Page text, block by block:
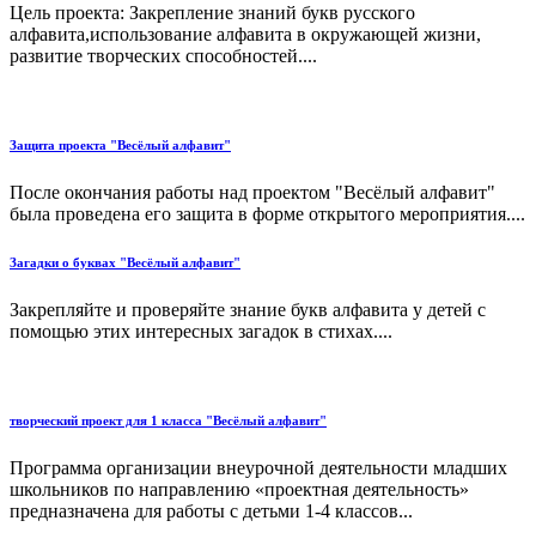
Цель проекта: Закрепление знаний букв русского
алфавита,использование алфавита в окружающей жизни,
развитие творческих способностей....
Защита проекта "Весёлый алфавит"
После окончания работы над проектом "Весёлый алфавит"
была проведена его защита в форме открытого мероприятия....
Загадки о буквах "Весёлый алфавит"
Закрепляйте и проверяйте знание букв алфавита у детей с
помощью этих интересных загадок в стихах....
творческий проект для 1 класса "Весёлый алфавит"
Программа организации внеурочной деятельности младших
школьников по направлению «проектная деятельность»
предназначена для работы с детьми 1-4 классов...